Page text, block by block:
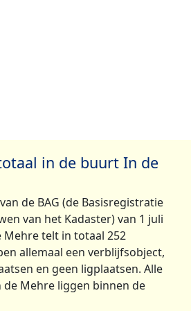
in de buurt In de
de BAG (de Basisregistratie
van het Kadaster) van 1 juli
Mehre telt in totaal 252
allemaal een verblijfsobject,
en geen ligplaatsen. Alle
Mehre liggen binnen de